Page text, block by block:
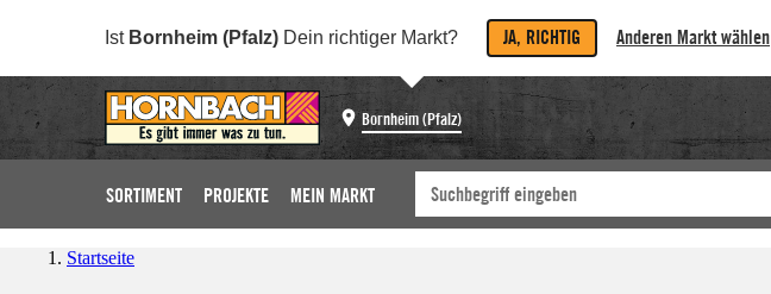
Ist Bornheim (Pfalz) Dein richtiger Markt? JA, RICHTIG Anderen Markt wählen
Bornheim (Pfalz)
SORTIMENT PROJEKTE MEIN MARKT
Startseite